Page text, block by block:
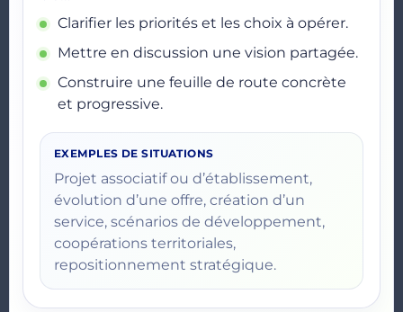
Clarifier les priorités et les choix à opérer.
Mettre en discussion une vision partagée.
Construire une feuille de route concrète
et progressive.
EXEMPLES DE SITUATIONS
Projet associatif ou d’établissement,
évolution d’une offre, création d’un
service, scénarios de développement,
coopérations territoriales,
repositionnement stratégique.